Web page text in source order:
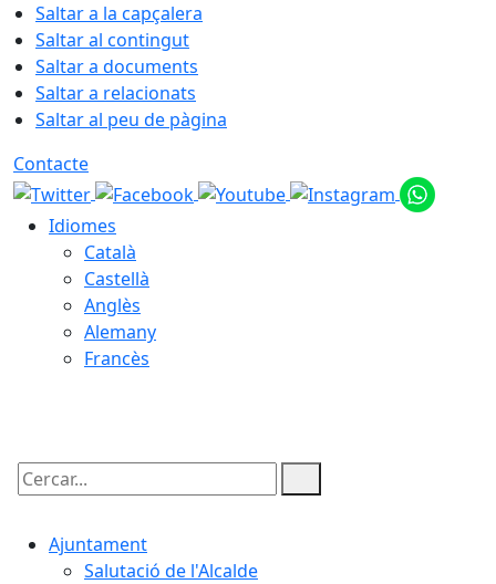
Saltar a la capçalera
Saltar al contingut
Saltar a documents
Saltar a relacionats
Saltar al peu de pàgina
Contacte
Idiomes
Català
Castellà
Anglès
Alemany
Francès
Cercar:
Ajuntament
Salutació de l'Alcalde